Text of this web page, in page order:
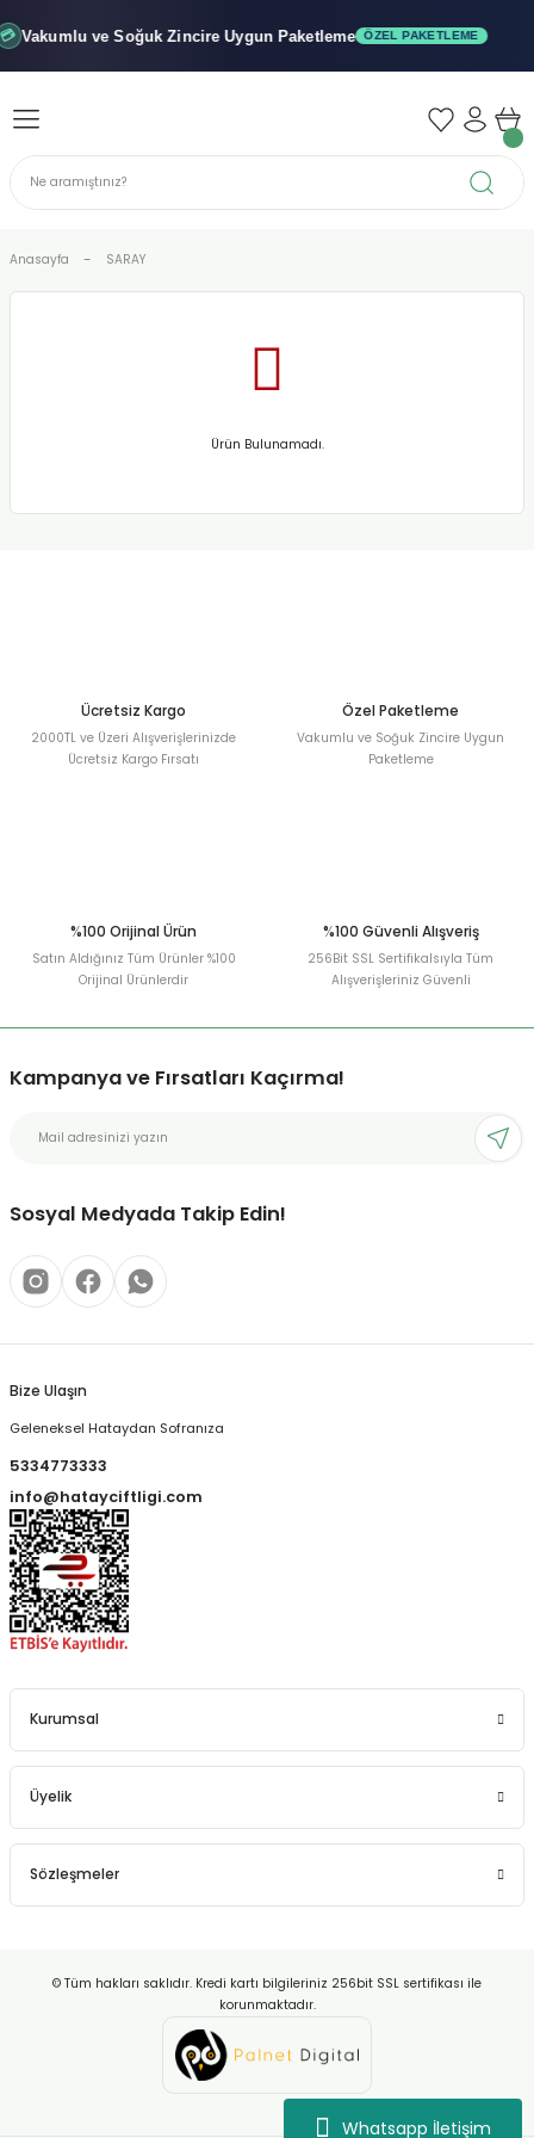
Whatsapp İletişim
Vakumlu ve SoğukZincire Uygun Paketleme ÖZEL PAKETLEME
Geri Dön
Geri Dön
Geri Dön
Anasayfa SARAY
Ürün Bulunamadı.
Ücretsiz Kargo
2000TL ve Üzeri Alışverişlerinizde
Ücretsiz Kargo Fırsatı
Özel Paketleme
Vakumlu ve Soğuk Zincire Uygun
Paketleme
%100 Orijinal Ürün
Satın Aldığınız Tüm Ürünler %100
Orijinal Ürünlerdir
%100 Güvenli Alışveriş
256Bit SSL Sertifikalsıyla Tüm
Alışverişleriniz Güvenli
Kampanya ve Fırsatları Kaçırma!
Sosyal Medyada Takip Edin!
Bize Ulaşın
Geleneksel Hataydan Sofranıza
5334773333
info@hatayciftligi.com
Kurumsal
Üyelik
Sözleşmeler
© Tüm hakları saklıdır. Kredi kartı bilgileriniz 256bit SSL sertifikası ile
korunmaktadır.